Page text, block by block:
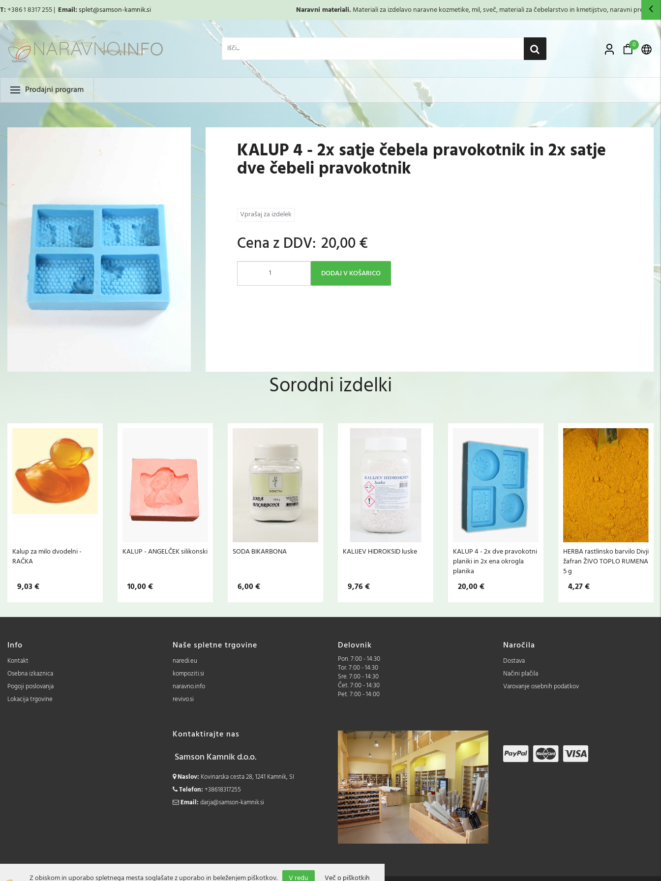
T:+386 1 8317 255 | Email:splet@samson-kamnik.si Naravni materiali. Materiali za izdelavo naravne kozmetike, mil, sveč, materiali za čebelarstvo in kmetijstvo, naravni premazi,...
0
Prodajni program
KALUP 4 - 2x satje čebela pravokotnik in 2x satje
dve čebeli pravokotnik
Vprašaj za izdelek
Cena z DDV: 20,00 €
DODAJ V KOŠARICO
Sorodni izdelki
Kalup za milo dvodelni -
RAČKA
9,03 €
KALUP - ANGELČEK silikonski
10,00 €
SODA BIKARBONA
6,00 €
KALIJEV HIDROKSID luske
9,76 €
KALUP 4 - 2x dve pravokotni
planiki in 2x ena okrogla
planika
20,00 €
HERBA rastlinsko barvilo Divji
žafran ŽIVO TOPLO RUMENA
5 g
4,27 €
Info
Kontakt
Osebna izkaznica
Pogoji poslovanja
Lokacija trgovine
Naše spletne trgovine
naredi.eu
kompoziti.si
naravno.info
revivo.si
Delovnik
Pon. 7:00 - 14:30
Tor. 7:00 - 14:30
Sre. 7:00 - 14:30
Čet. 7:00 - 14:30
Pet. 7:00 - 14:00
Naročila
Dostava
Načini plačila
Varovanje osebnih podatkov
Kontaktirajte nas
Samson Kamnik d.o.o.
Naslov: Kovinarska cesta 28, 1241 Kamnik, SI
Telefon:+38618317255
Email:darja@samson-kamnik.si
Z obiskom in uporabo spletnega mesta soglašate z uporabo in beleženjem piškotkov. V redu Več o piškotkih